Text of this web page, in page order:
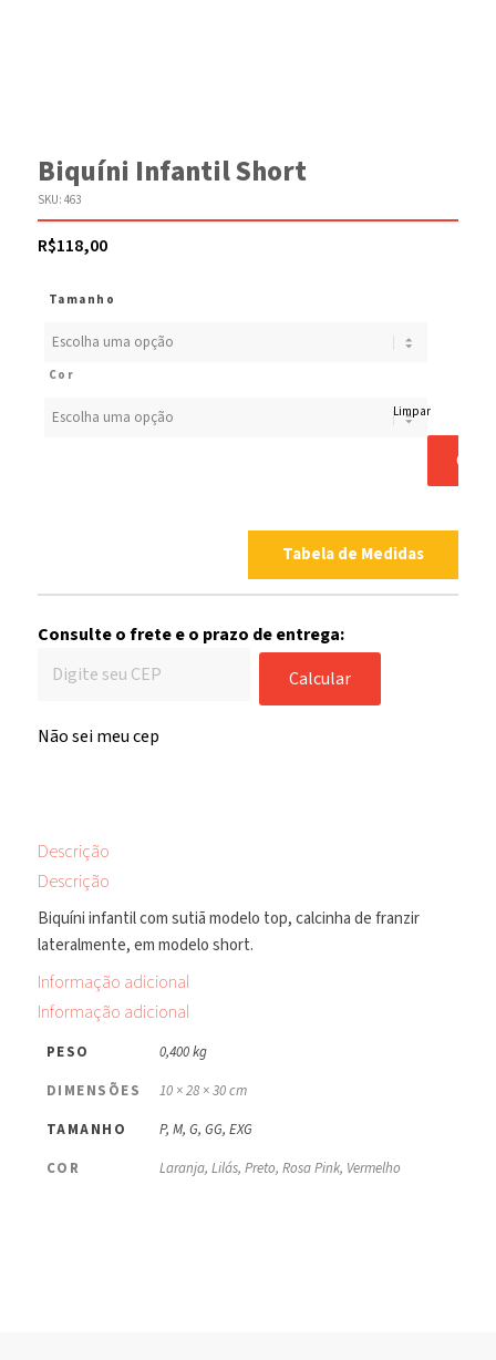
Biquíni Infantil Short
SKU: 463
R$118,00
Tamanho
Cor
Limpar
Tabela de Medidas
Consulte o frete e o prazo de entrega:
Calcular
Não sei meu cep
Descrição
Descrição
Biquíni infantil com sutiã modelo top, calcinha de franzir
lateralmente, em modelo short.
Informação adicional
Informação adicional
PESO
0,400 kg
DIMENSÕES
10 × 28 × 30 cm
TAMANHO
P, M, G, GG, EXG
COR
Laranja, Lilás, Preto, Rosa Pink, Vermelho